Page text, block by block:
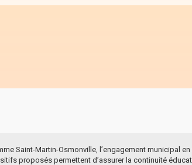
Saint-Martin-Osmonville, l’engagement municipal
proposés permettent d’assurer la continuité